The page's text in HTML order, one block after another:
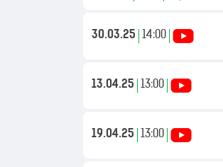
30.03.25 14:00
13.04.25 13:00
19.04.25 13:00